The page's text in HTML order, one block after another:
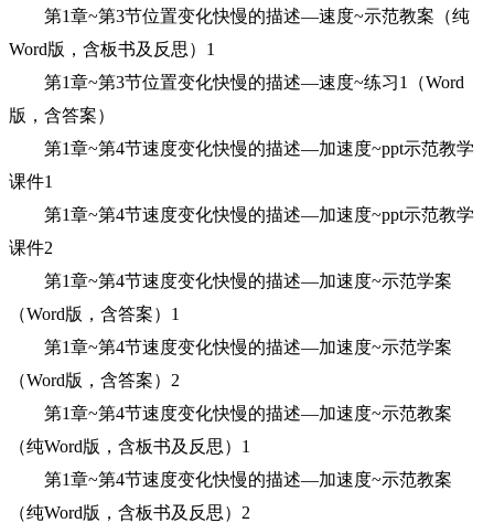
第1章~第3节位置变化快慢的描述—速度~示范教案（纯
Word版，含板书及反思）1
第1章~第3节位置变化快慢的描述—速度~练习1（Word
版，含答案）
第1章~第4节速度变化快慢的描述—加速度~ppt示范教学
课件1
第1章~第4节速度变化快慢的描述—加速度~ppt示范教学
课件2
第1章~第4节速度变化快慢的描述—加速度~示范学案
（Word版，含答案）1
第1章~第4节速度变化快慢的描述—加速度~示范学案
（Word版，含答案）2
第1章~第4节速度变化快慢的描述—加速度~示范教案
（纯Word版，含板书及反思）1
第1章~第4节速度变化快慢的描述—加速度~示范教案
（纯Word版，含板书及反思）2